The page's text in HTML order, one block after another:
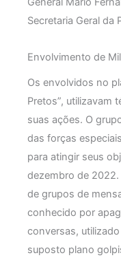
Secretaria Geral da
Envolvimento de
Os envolvidos no
Pretos”, utilizavam
suas ações. O
das forças
para atingir seus
dezembro de
de grupos de
conhecido por
conversas,
suposto plano